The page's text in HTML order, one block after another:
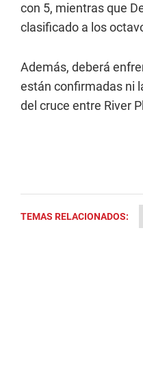
con 5, mientras que
clasificado a los
Además, deberá
están confirmadas ni
del cruce entre River
TEMAS RELACIONADOS: